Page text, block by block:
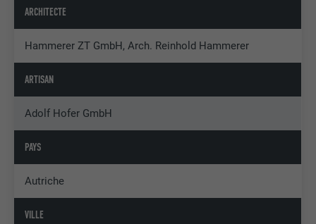
ARCHITECTE
Hammerer ZT GmbH, Arch. Reinhold Hammerer
ARTISAN
Adolf Hofer GmbH
PAYS
Autriche
VILLE